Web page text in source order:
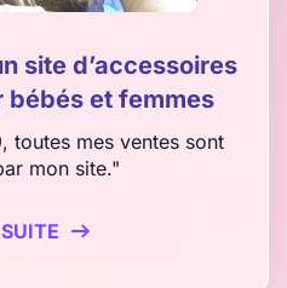
site d’accessoires
bébés et femmes
toutes mes ventes sont
mon site."
